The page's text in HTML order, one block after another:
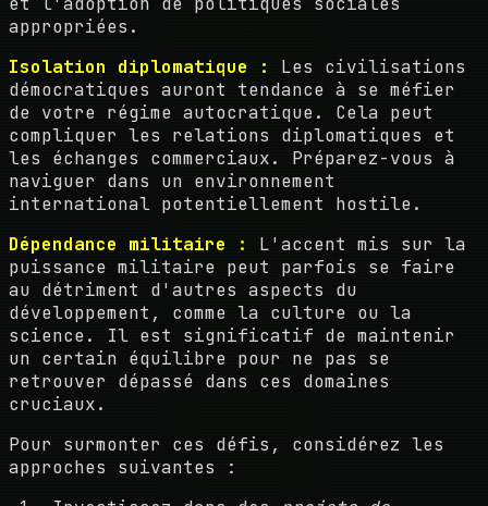
appropriées.
Isolation diplomatique :
Les civilisations
démocratiques auront tendance à se méfier
de votre régime autocratique. Cela peut
compliquer les relations diplomatiques et
les échanges commerciaux. Préparez-vous à
naviguer dans un environnement
international potentiellement hostile.
Dépendance militaire :
L'accent mis sur la
puissance militaire peut parfois se faire
au détriment d'autres aspects du
développement, comme la culture ou la
science. Il est significatif de maintenir
un certain équilibre pour ne pas se
retrouver dépassé dans ces domaines
cruciaux.
Pour surmonter ces défis, considérez les
approches suivantes :